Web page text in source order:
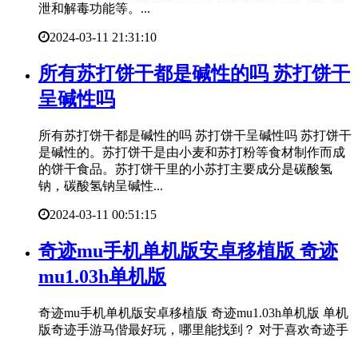
泄和解毒功能等。...
2024-03-11 21:31:10
​所有苏打饼干都是碱性的吗 苏打饼干
呈碱性吗
所有苏打饼干都是碱性的吗 苏打饼干呈碱性吗 苏打饼干
是碱性的。苏打饼干是由小麦和苏打粉等食材制作而成
的饼干食品。苏打饼干里的小苏打主要成分是碳酸氢
钠，碳酸氢钠呈碱性...
2024-03-11 00:51:15
​奇迹mu手机单机版安卓移植版 奇迹
mu1.03h单机版
奇迹mu手机单机版安卓移植版 奇迹mu1.03h单机版 单机
版奇迹手游马偕最好玩，哪里能找到？ 对于喜欢奇迹手